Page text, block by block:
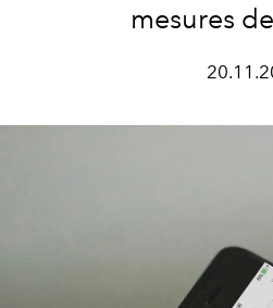
mesures